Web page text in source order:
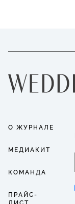
О ЖУРНАЛЕ
МЕДИАКИТ
КОМАНДА
ПРАЙС-